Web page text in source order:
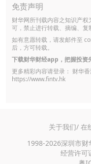
免责声明
财华网所刊载内容之知识产
可，禁止进行转载、摘编、复
如有意愿转载，请发邮件至
后，方可转载。
下载财华财经app，把握投资
更多精彩内容请登录： 财华
https://www.fintv.hk
关于我们/ 在
1998-2026深圳市财
经营许可